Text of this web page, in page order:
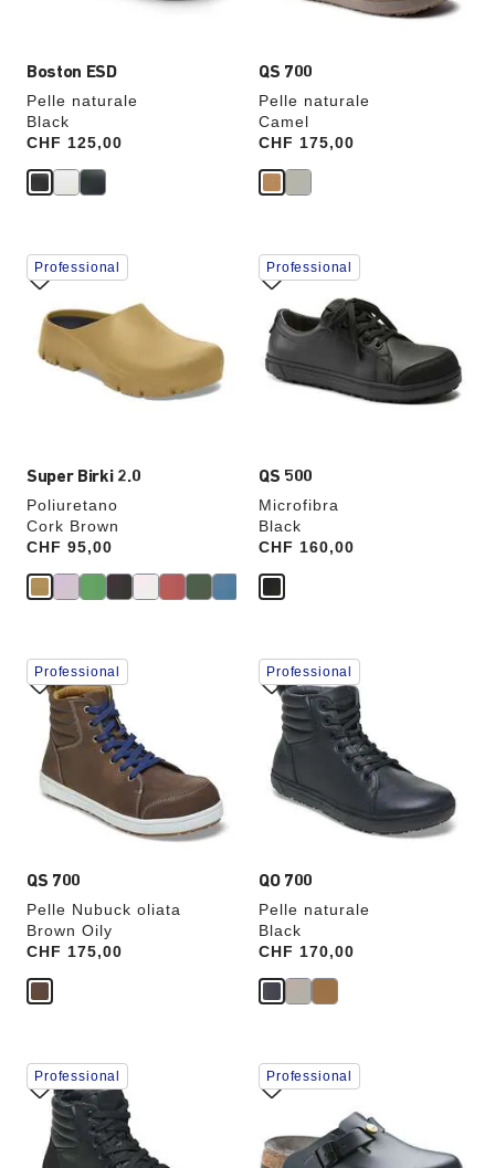
Boston ESD
Pelle naturale
Black
Price:
CHF 125,00
QS 700
Pelle naturale
Camel
Price:
CHF 175,00
Super Birki 2.0
Poliuretano
Cork Brown
Price:
CHF 95,00
Interagendo
con
anteprime
dei
colori,
l’immagine
Professional
QS 500
Microfibra
Black
Price:
CHF 160,00
Interagendo
con
anteprime
dei
colori,
l’immagine
Professional
QS 700
Pelle Nubuck oliata
Brown Oily
Price:
CHF 175,00
Interagendo
con
anteprime
colori,
l’immagine
del
prodotto
Professional
QO 700
Pelle naturale
Black
Price:
CHF 170,00
Interagendo
con
anteprime
colori,
l’immagine
del
Professional
Interagendo
con
anteprime
colori,
Professional
Interagendo
con
dei
colori,
Professional